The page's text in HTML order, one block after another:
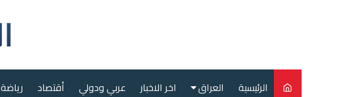
الرئيسية العراق اخر الاخبار عربي ودولي أقتصاد رياضة